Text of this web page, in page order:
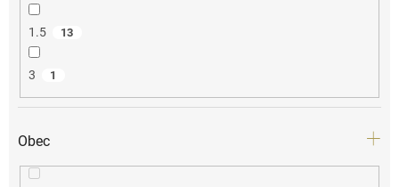
1.5 13
3 1
Obec